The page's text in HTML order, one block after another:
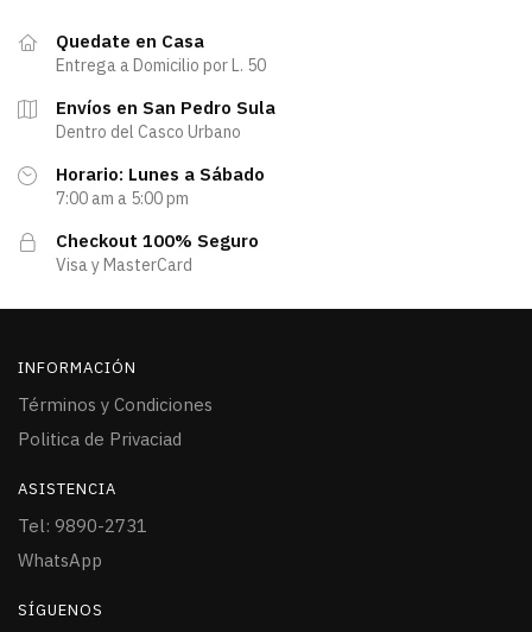
Quedate en Casa
Entrega a Domicilio por L. 50
Envíos en San Pedro Sula
Dentro del Casco Urbano
Horario: Lunes a Sábado
7:00 am a 5:00 pm
Checkout 100% Seguro
Visa y MasterCard
INFORMACIÓN
Términos y Condiciones
Politica de Privaciad
ASISTENCIA
Tel: 9890-2731
WhatsApp
SÍGUENOS